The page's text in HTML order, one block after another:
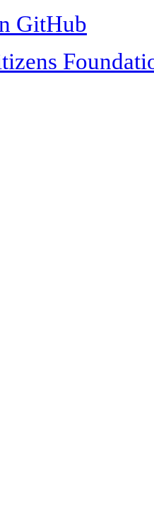
GitHub